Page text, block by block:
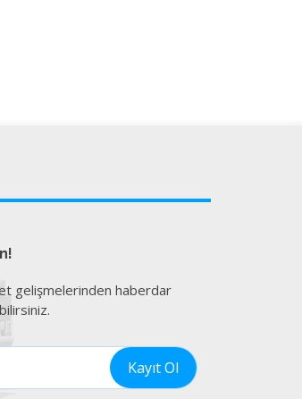
gelişmelerinden haberdar